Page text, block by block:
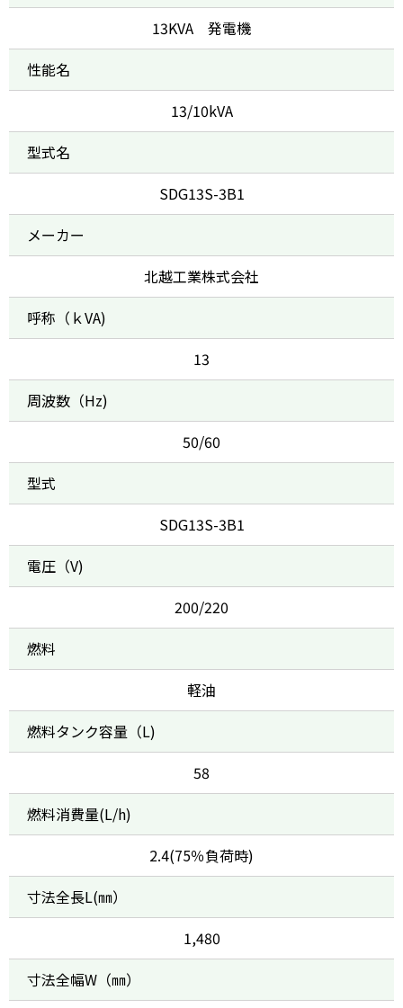
13KVA 発電機
性能名
13/10kVA
型式名
SDG13S-3B1
メーカー
北越工業株式会社
呼称（ｋVA)
13
周波数（Hz)
50/60
型式
SDG13S-3B1
電圧（V)
200/220
燃料
軽油
燃料タンク容量（L)
58
燃料消費量(L/h)
2.4(75％負荷時)
寸法全長L(㎜）
1,480
寸法全幅W（㎜）